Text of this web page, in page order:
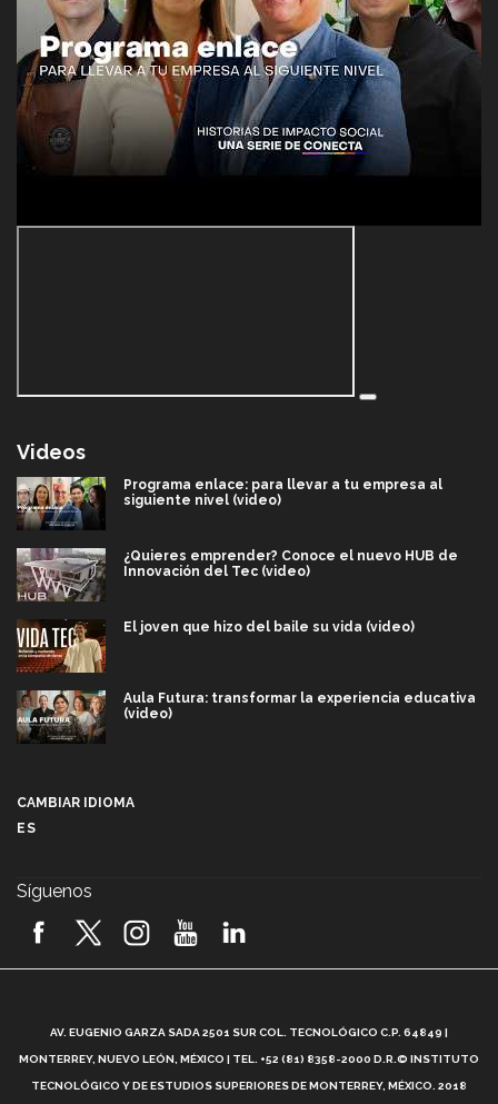
Videos
Programa enlace: para llevar a tu empresa al
siguiente nivel (video)
¿Quieres emprender? Conoce el nuevo HUB de
Innovación del Tec (video)
El joven que hizo del baile su vida (video)
Aula Futura: transformar la experiencia educativa
(video)
2026! (video)
¿Cómo es el Modelo Educativo Tec? (video)
CAMBIAR IDIOMA
ES
Síguenos
AV. EUGENIO GARZA SADA 2501 SUR COL. TECNOLÓGICO C.P. 64849 |
MONTERREY, NUEVO LEÓN, MÉXICO | TEL. +52 (81) 8358-2000 D.R.© INSTITUTO
TECNOLÓGICO Y DE ESTUDIOS SUPERIORES DE MONTERREY, MÉXICO. 2018